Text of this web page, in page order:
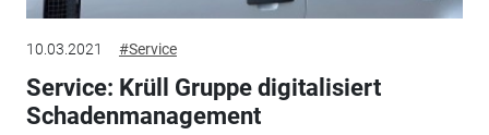
10.03.2021 #Service
Service: Krüll Gruppe digitalisiert
Schadenmanagement